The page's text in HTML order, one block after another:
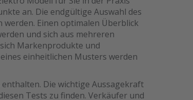
an. Die endgültige Auswahl des
Einen optimalen Überblick
und sich aus mehreren
Markenprodukte und
einheitlichen Musters werden
Die wichtige Aussagekraft
Tests zu finden. Verkäufer und